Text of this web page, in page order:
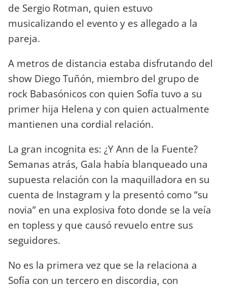
de Sergio Rotman, quien estuvo
musicalizando el evento y es allegado a la
pareja.
A metros de distancia estaba disfrutando del
show Diego Tuñón, miembro del grupo de
rock Babasónicos con quien Sofía tuvo a su
primer hija Helena y con quien actualmente
mantienen una cordial relación.
La gran incognita es: ¿Y Ann de la Fuente?
Semanas atrás, Gala había blanqueado una
supuesta relación con la maquilladora en su
cuenta de Instagram y la presentó como “su
novia” en una explosiva foto donde se la veía
en topless y que causó revuelo entre sus
seguidores.
No es la primera vez que se la relaciona a
Sofía con un tercero en discordia, con